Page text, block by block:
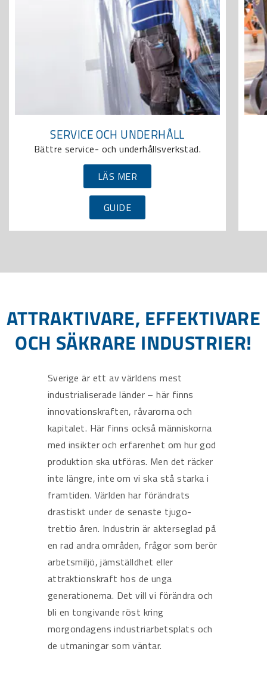
SERVICE OCH UNDERHÅLL
Bättre service- och underhållsverkstad.
LÄS MER
GUIDE
ATTRAKTIVARE, EFFEKTIVARE
OCH SÄKRARE INDUSTRIER!
Sverige är ett av världens mest
industrialiserade länder – här finns
innovationskraften, råvarorna och
kapitalet. Här finns också människorna
med insikter och erfarenhet om hur god
produktion ska utföras. Men det räcker
inte längre, inte om vi ska stå starka i
framtiden. Världen har förändrats
drastiskt under de senaste tjugo-
trettio åren. Industrin är akterseglad på
en rad andra områden, frågor som berör
arbetsmiljö, jämställdhet eller
attraktionskraft hos de unga
generationerna. Det vill vi förändra och
bli en tongivande röst kring
morgondagens industriarbetsplats och
de utmaningar som väntar.